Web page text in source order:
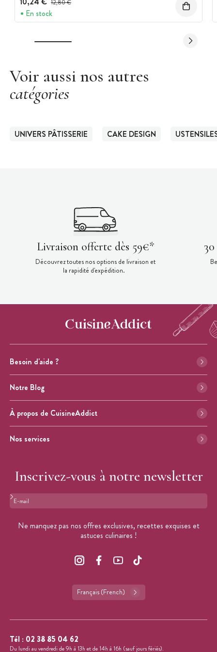
12,80 €
En stock
Voir aussi nos autres
catégories
UNIVERS PÂTISSERIE CAKE DESIGN
Livraison offerte dès 59€*
Découvrez toutes nos options de livraison et
la rapidité d'expédition.
Besoin d'aide ?
Notre Blog
À propos de CuisineAddict
Nos services
Inscrivez-vous à notre newsletter
Format : adresse@email.com
Ne manquez pas nos offres exclusives, recettes exquises et
astuces culinaires !
Français (French)
Tél : 02 38 85 04 62
Du lundi au vendredi de 9h à 13h et de 14h à 16h (sauf jours fériés).